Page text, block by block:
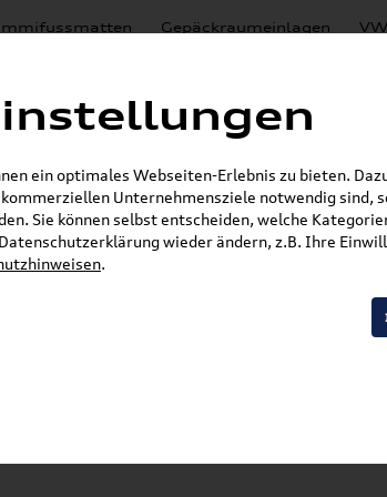
Gepäckraumeinlagen
Lackierungen
E-Mail
Produkte » Audi Collection »
ein optimales Webseiten-Erlebnis zu bieten.
Unternehmensziele notwendig sind,
Sie können selbst entscheiden, welche
wieder ändern, z.B. Ihre
.